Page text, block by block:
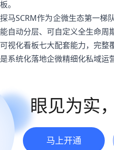
板。
探马SCRM作为企微生态第一梯
能自动分层、可自定义全生命周
可视化看板七大配套能力，完整
是系统化落地企微精细化私域运
眼见为实
马上开通